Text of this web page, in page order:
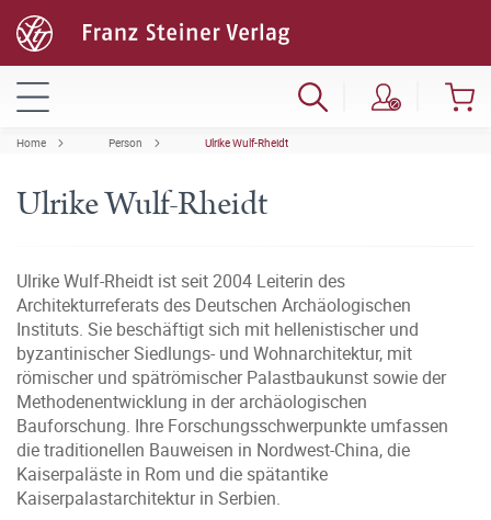
Home Person Ulrike Wulf-Rheidt
Ulrike Wulf-Rheidt
Ulrike Wulf-Rheidt ist seit 2004 Leiterin des
Architekturreferats des Deutschen Archäologischen
Instituts. Sie beschäftigt sich mit hellenistischer und
byzantinischer Siedlungs- und Wohnarchitektur, mit
römischer und spätrömischer Palastbaukunst sowie der
Methodenentwicklung in der archäologischen
Bauforschung. Ihre Forschungsschwerpunkte umfassen
die traditionellen Bauweisen in Nordwest-China, die
Kaiserpaläste in Rom und die spätantike
Kaiserpalastarchitektur in Serbien.